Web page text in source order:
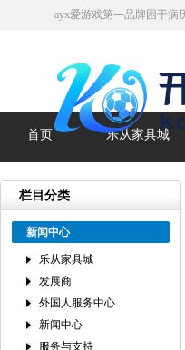
ayx爱游戏第一品牌困于病
首页 乐从家具城
栏目分类
新闻中心
乐从家具城
发展商
外国人服务中心
新闻中心
服务与支持